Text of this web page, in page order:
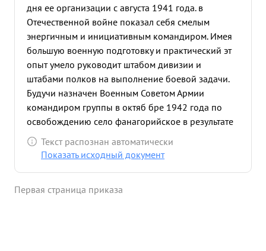
дня ее организации с августа 1941 года. в
Отечественной войне показал себя смелым
энергичным и инициативным командиром. Имея
большую военную подготовку и практический эт
опыт умело руководит штабом дивизии и
штабами полков на выполнение боевой задачи.
Будучи назначен Военным Советом Армии
командиром группы в октяб бре 1942 года по
освобождению село фанагорийское в результате
правил ного его личного руководства боевая
задача была выполнена в этом бою было
уничтожению Семаш ховской группировки на
Текст распознан автоматически
Показать исходный документ
Первая страница приказа